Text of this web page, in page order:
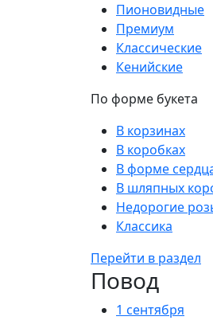
Пионовидные
Премиум
Классические
Кенийские
По форме букета
В корзинах
В коробках
В форме
В шляпных
Недорогие
Классика
Перейти в раздел
Повод
1 сентября